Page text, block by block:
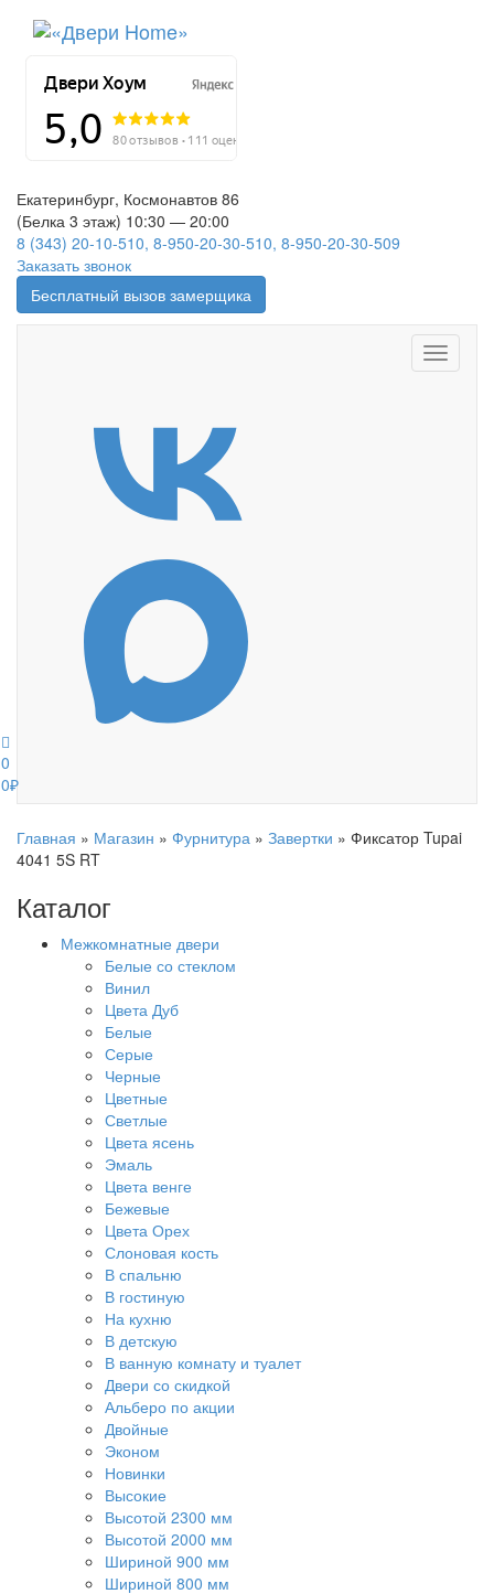
Екатеринбург, Космонавтов 86
(Белка 3 этаж) 10:30 — 20:00
8 (343) 20-10-510, 8-950-20-30-510, 8-950-20-30-509
Заказать звонок
Бесплатный вызов замерщика
Меню
0
0₽
Главная » Магазин » Фурнитура » Завертки » Фиксатор Tupai
4041 5S RT
Каталог
Межкомнатные двери
Белые со стеклом
Винил
Цвета Дуб
Белые
Серые
Черные
Цветные
Светлые
Цвета ясень
Эмаль
Цвета венге
Бежевые
Цвета Орех
Слоновая кость
В спальню
В гостиную
На кухню
В детскую
В ванную комнату и туалет
Двери со скидкой
Альберо по акции
Двойные
Эконом
Новинки
Высокие
Высотой 2300 мм
Высотой 2000 мм
Шириной 900 мм
Шириной 800 мм